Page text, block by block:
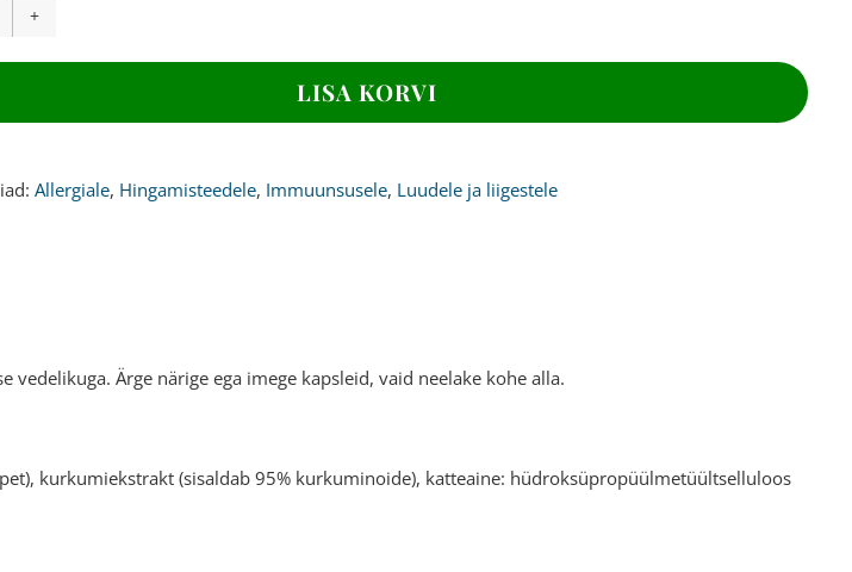
LISA KORVI
Allergiale, Hingamisteedele, Immuunsusele, Luudele ja liigestele
vedelikuga. Ärge närige ega imege kapsleid, vaid neelake kohe alla.
kurkumiekstrakt (sisaldab 95% kurkuminoide), katteaine: hüdroksüpropüülmetüültselluloos